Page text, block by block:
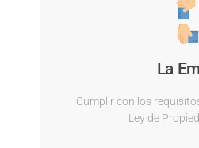
La
Cumplir con los
Ley de